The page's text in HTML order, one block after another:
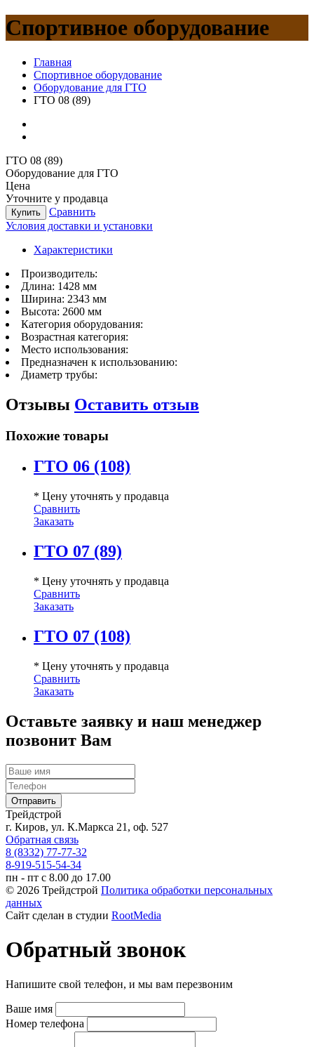
Спортивное оборудование
Главная
Спортивное оборудование
Оборудование для ГТО
ГТО 08 (89)
ГТО 08 (89)
Оборудование для ГТО
Цена
Уточните у продавца
Купить
Сравнить
Условия доставки и установки
Характеристики
Производитель:
Длина: 1428 мм
Ширина: 2343 мм
Высота: 2600 мм
Категория оборудования:
Возрастная категория:
Место использования:
Предназначен к использованию:
Диаметр трубы:
Отзывы Оставить отзыв
Похожие товары
ГТО 06 (108)
* Цену уточнять у продавца
Сравнить
Заказать
ГТО 07 (89)
* Цену уточнять у продавца
Сравнить
Заказать
ГТО 07 (108)
* Цену уточнять у продавца
Сравнить
Заказать
Оставьте заявку и наш менеджер
позвонит Вам
Трейдстрой
г. Киров, ул. К.Маркса 21, оф. 527
Обратная связь
8 (8332) 77-77-32
8-919-515-54-34
пн - пт с 8.00 до 17.00
© 2026 Трейдстрой Политика обработки персональных
данных
Сайт сделан в студии RootMedia
Обратный звонок
Напишите свой телефон, и мы вам перезвоним
Ваше имя
Номер телефона